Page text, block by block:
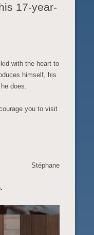
17-year-
with the heart to
himself, his
does.
you to visit
Stéphane